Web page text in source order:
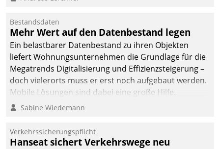
Bestandsdaten
Mehr Wert auf den Datenbestand legen
Ein belastbarer Datenbestand zu ihren Objekten
liefert Wohnungsunternehmen die Grundlage für die
Megatrends Digitalisierung und Effizienzsteigerung –
doch vielerorts muss er erst noch aufgebaut werden.
Mobile Lösungen sind dabei eine große Hilfe.
Sabine Wiedemann
Verkehrssicherungspflicht
Hanseat sichert Verkehrswege neu